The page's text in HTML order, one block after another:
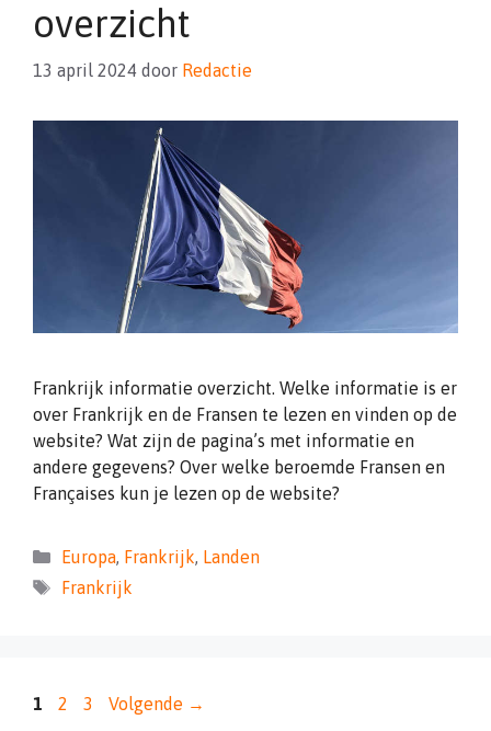
overzicht
13 april 2024 door Redactie
Frankrijk informatie overzicht. Welke informatie is er
over Frankrijk en de Fransen te lezen en vinden op de
website? Wat zijn de pagina’s met informatie en
andere gegevens? Over welke beroemde Fransen en
Françaises kun je lezen op de website?
Categorieën
Europa, Frankrijk, Landen
Tags
Frankrijk
Pagina
1 Pagina
2 Pagina
3 Volgende →